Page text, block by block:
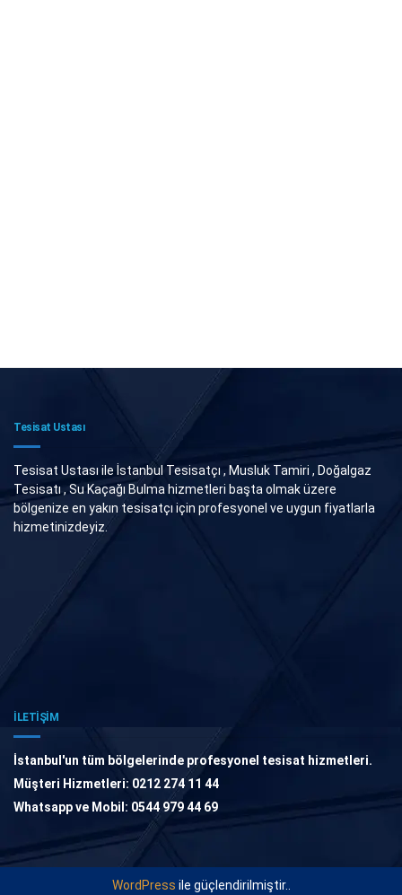
Tesisat Ustası
Tesisat Ustası ile İstanbul Tesisatçı , Musluk Tamiri , Doğalgaz
Tesisatı , Su Kaçağı Bulma hizmetleri başta olmak üzere
bölgenize en yakın tesisatçı için profesyonel ve uygun fiyatlarla
hizmetinizdeyiz.
İLETİŞİM
İstanbul'un tüm bölgelerinde profesyonel tesisat hizmetleri.
Müşteri Hizmetleri: 0212 274 11 44
Whatsapp ve Mobil: 0544 979 44 69
WordPress ile güçlendirilmiştir..